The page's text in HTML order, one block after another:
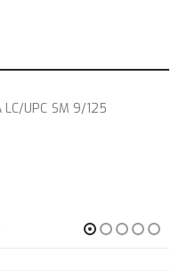
LC/UPC SM 9/125